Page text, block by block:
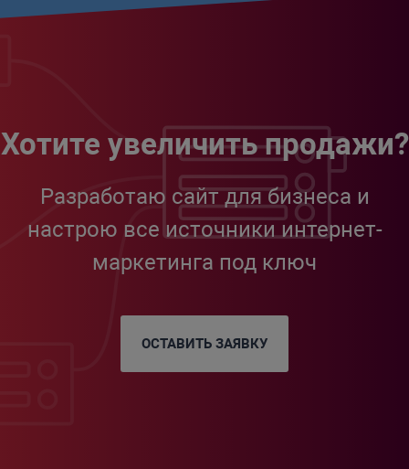
Хотите увеличить продажи?
Разработаю сайт для бизнеса и
настрою все источники интернет-
маркетинга под ключ
ОСТАВИТЬ ЗАЯВКУ